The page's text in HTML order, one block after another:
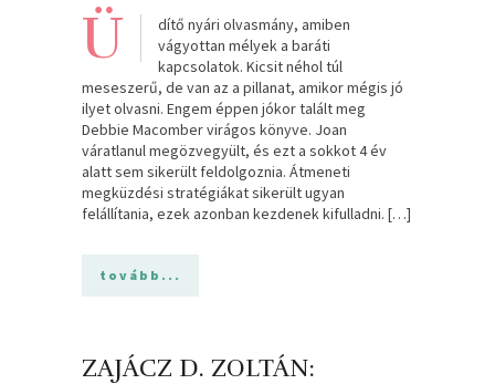
Ü
dítő nyári olvasmány, amiben
vágyottan mélyek a baráti
kapcsolatok. Kicsit néhol túl
meseszerű, de van az a pillanat, amikor mégis jó
ilyet olvasni. Engem éppen jókor talált meg
Debbie Macomber virágos könyve. Joan
váratlanul megözvegyült, és ezt a sokkot 4 év
alatt sem sikerült feldolgoznia. Átmeneti
megküzdési stratégiákat sikerült ugyan
felállítania, ezek azonban kezdenek kifulladni. […]
tovább...
ZAJÁCZ D. ZOLTÁN: